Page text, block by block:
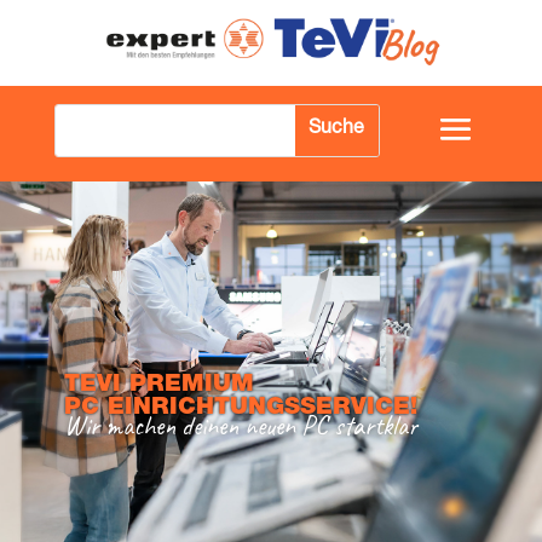
TEVI PRE­MI­UM
PC EIN­RICH­TUNGS­SER­VICE!
Wir machen dei­nen neu­en PC startklar